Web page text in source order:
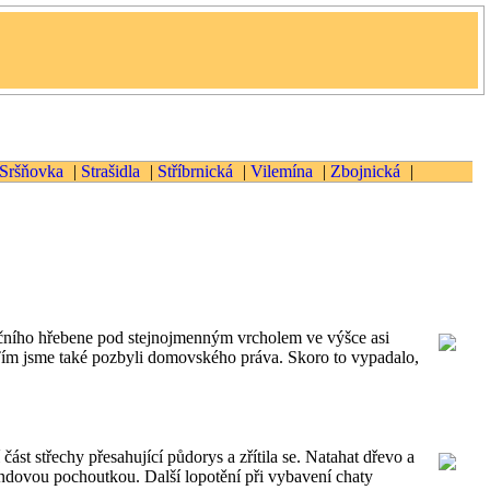
Sršňovka | Strašidla | Stříbrnická | Vilemína | Zbojnická |
hřebene pod stejnojmenným vrcholem ve výšce asi
jsme také pozbyli domovského práva. Skoro to vypadalo,
střechy přesahující půdorys a zřítila se. Natahat dřevo a
pochoutkou. Další lopotění při vybavení chaty